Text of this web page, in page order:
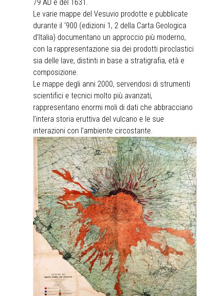
79 AD e del 1631.
Le varie mappe del Vesuvio prodotte e pubblicate
durante il ‘900 (edizioni 1, 2 della Carta Geologica
d’Italia) documentano un approccio più moderno,
con la rappresentazione sia dei prodotti piroclastici
sia delle lave, distinti in base a stratigrafia, età e
composizione.
Le mappe degli anni 2000, servendosi di strumenti
scientifici e tecnici molto più avanzati,
rappresentano enormi moli di dati che abbracciano
l’intera storia eruttiva del vulcano e le sue
interazioni con l’ambiente circostante.